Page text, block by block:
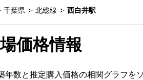
千葉県 北総線 西白井駅
価格情報
数と推定購入価格の相関グラフを